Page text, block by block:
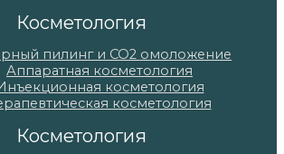
Косметология
пилинг и СО2 омоложение
Аппаратная косметология
косметология
косметология
Косметология